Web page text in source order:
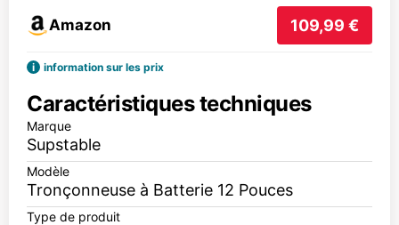
Amazon 109,99 €
i information sur les prix
Caractéristiques techniques
Marque
Supstable
Modèle
Tronçonneuse à Batterie 12 Pouces
Type de produit